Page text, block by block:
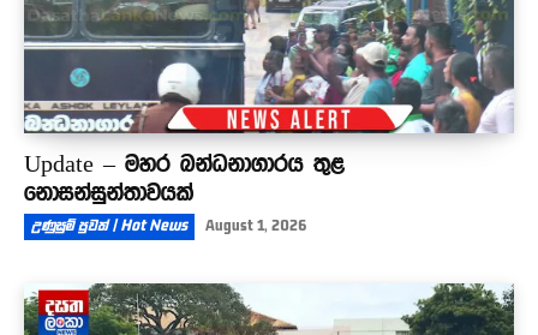
Update – මහර බන්ධනාගාරය තුළ
නොසන්සුන්තාවයක්
උණුසුම් පුවත් | Hot News August 1, 2026